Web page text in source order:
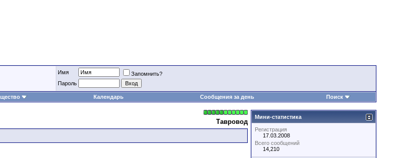
Имя
Запомнить?
Пароль
Календарь Сообщения за день Поиск
Тавровод
Мини-статистика
Регистрация
17.03.2008
Всего сообщений
14,210